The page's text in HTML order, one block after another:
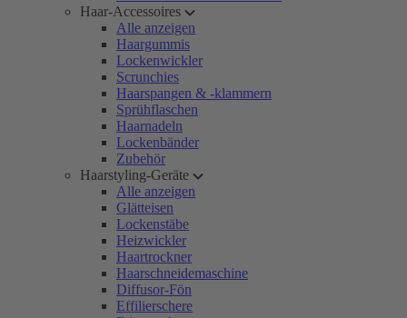
Haar-Accessoires
Alle anzeigen
Haargummis
Lockenwickler
Scrunchies
Haarspangen & -klammern
Sprühflaschen
Haarnadeln
Lockenbänder
Zubehör
Haarstyling-Geräte
Alle anzeigen
Glätteisen
Lockenstäbe
Heizwickler
Haartrockner
Haarschneidemaschine
Diffusor-Fön
Effilierschere